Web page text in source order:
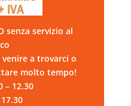
senza servizio al
venire a trovarci o
molto tempo!
– 12.30